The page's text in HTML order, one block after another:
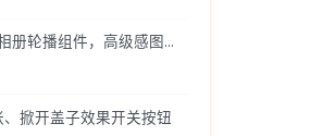
册轮播组件，高级感图...
、掀开盖子效果开关按钮